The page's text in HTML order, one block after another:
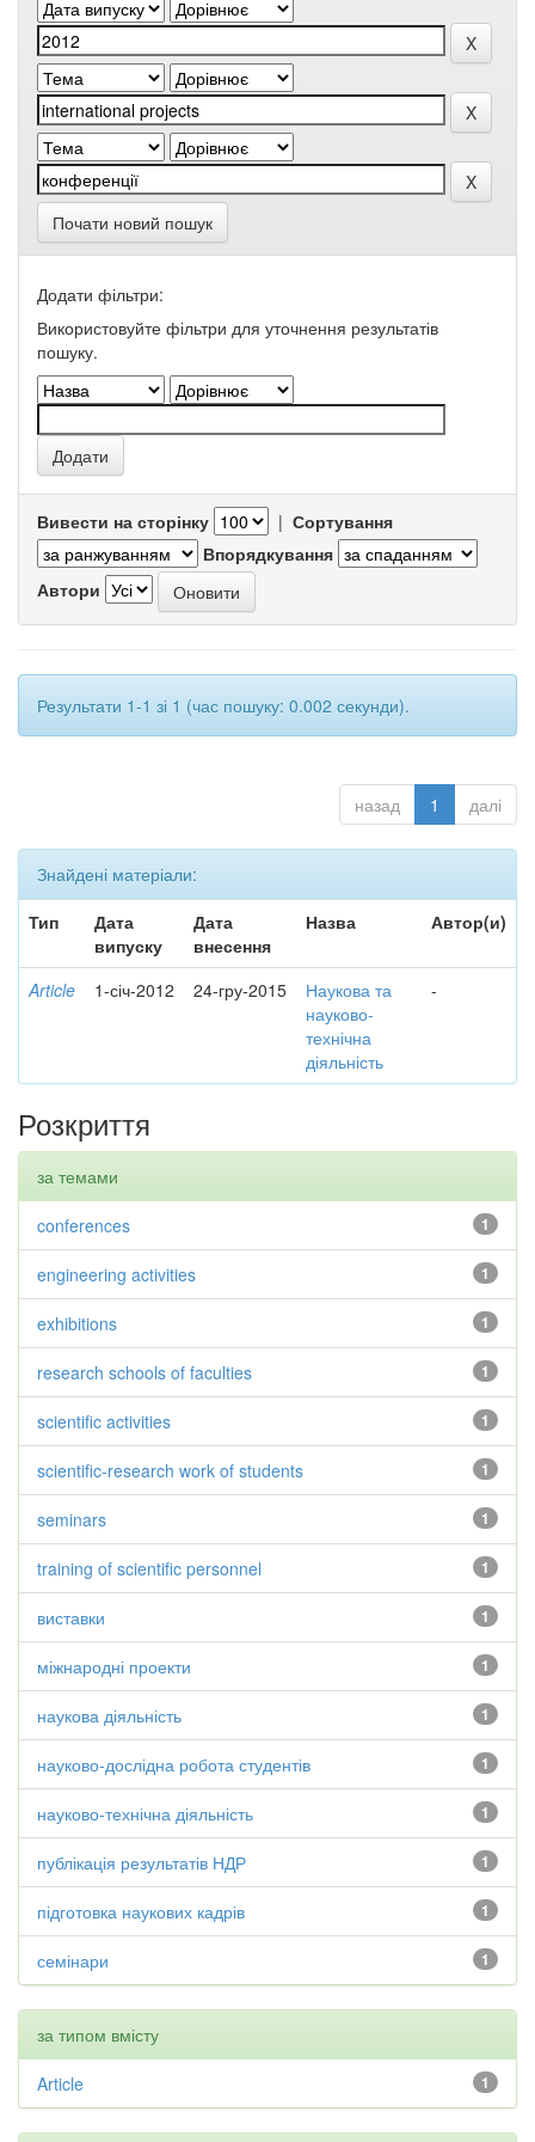
Почати новий пошук
Додати фільтри:
Використовуйте фільтри для уточнення результатів
пошуку.
Вивести на сторінку | Сортування
Впорядкування
Автори
Результати 1-1 зі 1 (час пошуку: 0.002 секунди).
назад 1 далі
Знайдені матеріали:
Тип
Дата
випуску
Дата
внесення
Назва Автор(и)
Article 1-січ-2012 24-гру-2015
Наукова та
науково-
технічна
діяльність
-
Розкриття
за темами
1
conferences
1
engineering activities
1
exhibitions
1
research schools of faculties
1
scientific activities
1
scientific-research work of students
1
seminars
1
training of scientific personnel
1
виставки
1
міжнародні проекти
1
наукова діяльність
1
науково-дослідна робота студентів
1
науково-технічна діяльність
1
публікація результатів НДР
1
підготовка наукових кадрів
1
семінари
за типом вмісту
1
Article